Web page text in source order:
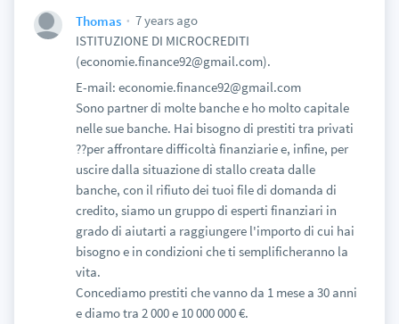
Thomas
7 years ago
ISTITUZIONE DI MICROCREDITI
(economie.finance92@gmail.com).
E-mail: economie.finance92@gmail.com
Sono partner di molte banche e ho molto capitale
nelle sue banche. Hai bisogno di prestiti tra privati
??per affrontare difficoltà finanziarie e, infine, per
uscire dalla situazione di stallo creata dalle
banche, con il rifiuto dei tuoi file di domanda di
credito, siamo un gruppo di esperti finanziari in
grado di aiutarti a raggiungere l'importo di cui hai
bisogno e in condizioni che ti semplificheranno la
vita.
Concediamo prestiti che vanno da 1 mese a 30 anni
e diamo tra 2 000 e 10 000 000 €.